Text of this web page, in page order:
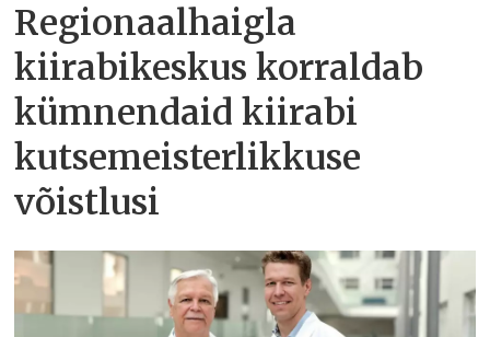
Regionaalhaigla
kiirabikeskus korraldab
kümnendaid kiirabi
kutsemeisterlikkuse
võistlusi